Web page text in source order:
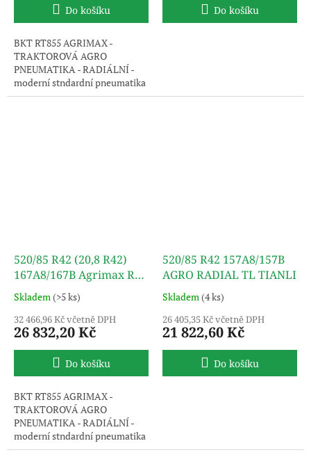
Do košíku
BKT RT855 AGRIMAX -
TRAKTOROVÁ AGRO
PNEUMATIKA - RADIÁLNÍ -
moderní stndardní pneumatika
s extra vysokou nosností.
Do košíku
520/85 R42 (20,8 R42)
167A8/167B Agrimax RT
855 TL BKT
Skladem(>5 ks)
32 466,96 Kč včetně DPH
26 832,20 Kč
Do košíku
BKT RT855 AGRIMAX -
TRAKTOROVÁ AGRO
PNEUMATIKA - RADIÁLNÍ -
moderní stndardní pneumatika
s extra vysokou nosností.
520/85 R42 157A8/157B
AGRO RADIAL TL TIANLI
Skladem(4 ks)
26 405,35 Kč včetně DPH
21 822,60 Kč
Do košíku